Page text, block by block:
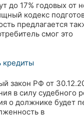
до 17% годовых от
кодекс
предлагается
смог это
кредиты
закон РФ от
в силу судебного
о должнике будет
в